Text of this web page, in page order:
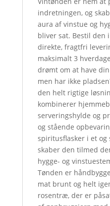
indretningen, og
aura af vinstue og
bliver sat. Bestil den
direkte, fragtfri
maksimalt 3
drømt om at have
men har ikke
den helt rigtige
kombinerer
serveringshylde og
og stående
spiritusflasker i et og
skaber den tilmed
hygge- og
Tønden er
mat brunt og helt
rosentræ, der er